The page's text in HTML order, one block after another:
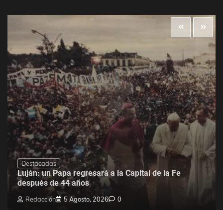
Destacadas
Luján: un Papa regresará a la Capital de la Fe
después de 44 años
Redacción 5 Agosto, 2026 0